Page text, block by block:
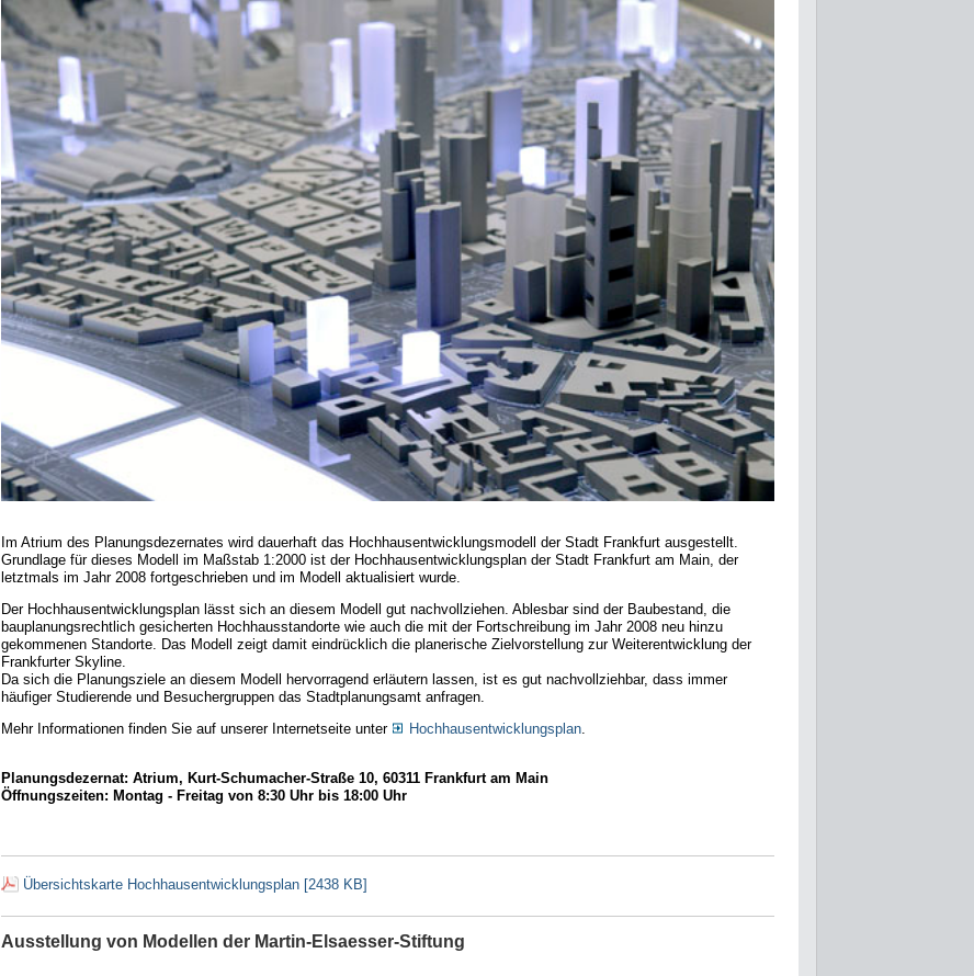
Im Atrium des Planungsdezernates wird dauerhaft das Hochhausentwicklungsmodell der Stadt Frankfurt ausgestellt.
Grundlage für dieses Modell im Maßstab 1:2000 ist der Hochhausentwicklungsplan der Stadt Frankfurt am Main, der
letztmals im Jahr 2008 fortgeschrieben und im Modell aktualisiert wurde.
Der Hochhausentwicklungsplan lässt sich an diesem Modell gut nachvollziehen. Ablesbar sind der Baubestand, die
bauplanungsrechtlich gesicherten Hochhausstandorte wie auch die mit der Fortschreibung im Jahr 2008 neu hinzu
gekommenen Standorte. Das Modell zeigt damit eindrücklich die planerische Zielvorstellung zur Weiterentwicklung der
Frankfurter Skyline.
Da sich die Planungsziele an diesem Modell hervorragend erläutern lassen, ist es gut nachvollziehbar, dass immer
häufiger Studierende und Besuchergruppen das Stadtplanungsamt anfragen.
Mehr Informationen finden Sie auf unserer Internetseite unter
Hochhausentwicklungsplan.
Planungsdezernat: Atrium, Kurt-Schumacher-Straße 10, 60311 Frankfurt am Main
Öffnungszeiten: Montag - Freitag von 8:30 Uhr bis 18:00 Uhr
Übersichtskarte Hochhausentwicklungsplan [2438 KB]
Ausstellung von Modellen der Martin-Elsaesser-Stiftung